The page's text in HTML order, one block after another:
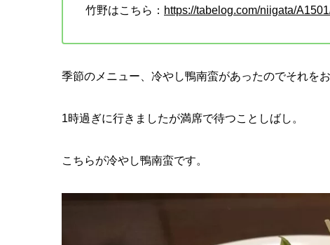
竹野はこちら： https://tabelog.com/niigata/
季節のメニュー、冷やし鴨南蛮があったのでそれをお
1時過ぎに行きましたが満席で待つことしばし。
こちらが冷やし鴨南蛮です。